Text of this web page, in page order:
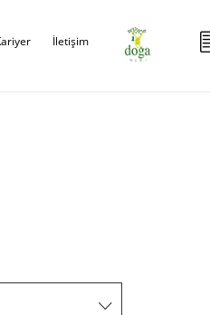
İletişim